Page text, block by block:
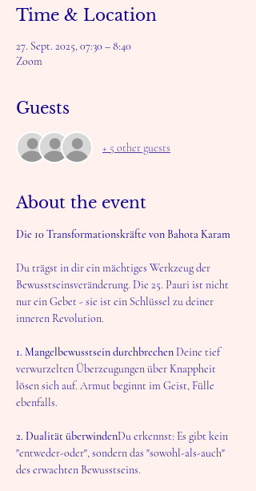
Time & Location
27. Sept. 2025, 07:30 – 8:40
Zoom
Guests
+ 5 other guests
About the event
Die 10 Transformationskräfte von Bahota Karam
Du trägst in dir ein mächtiges Werkzeug der
Bewusstseinsveränderung. Die 25. Pauri ist nicht
nur ein Gebet - sie ist ein Schlüssel zu deiner
inneren Revolution.
1. Mangelbewusstsein durchbrechen Deine tief
verwurzelten Überzeugungen über Knappheit
lösen sich auf. Armut beginnt im Geist, Fülle
ebenfalls.
2. Dualität überwindenDu erkennst: Es gibt kein
"entweder-oder", sondern das "sowohl-als-auch"
des erwachten Bewusstseins.